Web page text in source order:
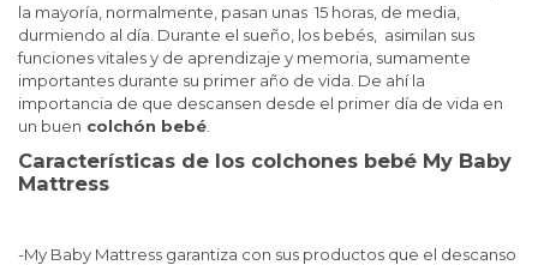
la mayoría, normalmente, pasan unas 15 horas, de media,
durmiendo al día. Durante el sueño, los bebés, asimilan sus
funciones vitales y de aprendizaje y memoria, sumamente
importantes durante su primer año de vida. De ahí la
importancia de que descansen desde el primer día de vida en
un buen colchón bebé
Características de los colchones bebé My Baby
Mattress
-My Baby Mattress garantiza con sus productos que el descanso